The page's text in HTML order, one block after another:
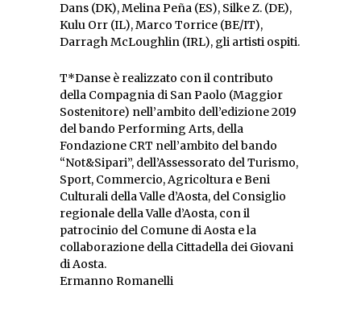
Dans (DK), Melina Peña (ES), Silke Z. (DE),
Kulu Orr (IL), Marco Torrice (BE/IT),
Darragh McLoughlin (IRL), gli artisti ospiti.
T*Danse è realizzato con il contributo
della Compagnia di San Paolo (Maggior
Sostenitore) nell’ambito dell’edizione 2019
del bando Performing Arts, della
Fondazione CRT nell’ambito del bando
“Not&Sipari”, dell’Assessorato del Turismo,
Sport, Commercio, Agricoltura e Beni
Culturali della Valle d’Aosta, del Consiglio
regionale della Valle d’Aosta, con il
patrocinio del Comune di Aosta e la
collaborazione della Cittadella dei Giovani
di Aosta.
Ermanno Romanelli